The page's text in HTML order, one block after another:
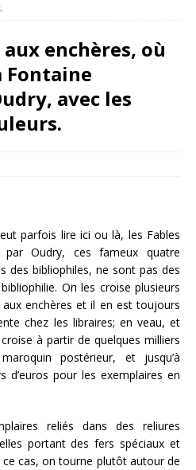
enchères, où
Fontaine
avec les
parfois lire ici ou là, les Fables
Oudry, ces fameux quatre
des bibliophiles, ne sont pas des
On les croise plusieurs
enchères et il en est toujours
chez les libraires; en veau, et
à partir de quelques milliers
postérieur, et jusqu’à
d’euros pour les exemplaires en
reliés dans des reliures
portant des fers spéciaux et
ce cas, on tourne plutôt autour de